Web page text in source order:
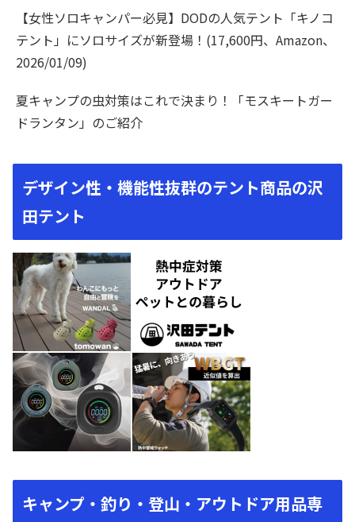
【女性ソロキャンパー必見】DODの人気テント「キノコ
テント」にソロサイズが新登場！(17,600円、Amazon、
2026/01/09)
夏キャンプの虫対策はこれで決まり！「モスキートガー
ドランタン」のご紹介
デザイン性・機能性抜群のテント商品の沢
田テント
キャンプ・釣り・登山・アウトドア用品専